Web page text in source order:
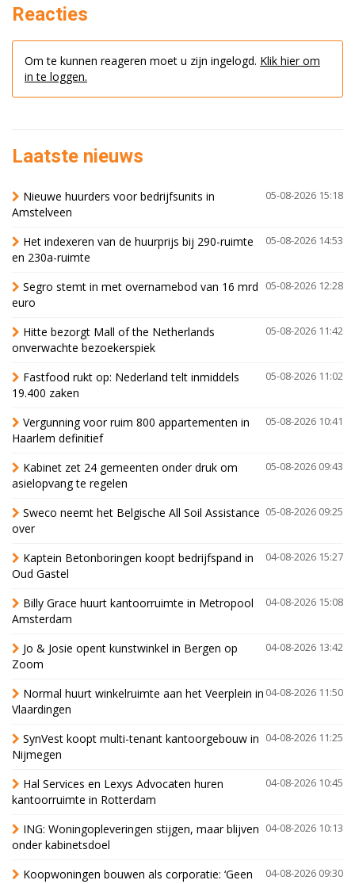
Reacties
Om te kunnen reageren moet u zijn ingelogd. Klik hier om
in te loggen.
Laatste nieuws
05-08-2026 15:18
Nieuwe huurders voor bedrijfsunits in
Amstelveen
05-08-2026 14:53
Het indexeren van de huurprijs bij 290-ruimte
en 230a-ruimte
05-08-2026 12:28
Segro stemt in met overnamebod van 16 mrd
euro
05-08-2026 11:42
Hitte bezorgt Mall of the Netherlands
onverwachte bezoekerspiek
05-08-2026 11:02
Fastfood rukt op: Nederland telt inmiddels
19.400 zaken
05-08-2026 10:41
Vergunning voor ruim 800 appartementen in
Haarlem definitief
05-08-2026 09:43
Kabinet zet 24 gemeenten onder druk om
asielopvang te regelen
05-08-2026 09:25
Sweco neemt het Belgische All Soil Assistance
over
04-08-2026 15:27
Kaptein Betonboringen koopt bedrijfspand in
Oud Gastel
04-08-2026 15:08
Billy Grace huurt kantoorruimte in Metropool
Amsterdam
04-08-2026 13:42
Jo & Josie opent kunstwinkel in Bergen op
Zoom
04-08-2026 11:50
Normal huurt winkelruimte aan het Veerplein in
Vlaardingen
04-08-2026 11:25
SynVest koopt multi-tenant kantoorgebouw in
Nijmegen
04-08-2026 10:45
Hal Services en Lexys Advocaten huren
kantoorruimte in Rotterdam
04-08-2026 10:13
ING: Woningopleveringen stijgen, maar blijven
onder kabinetsdoel
04-08-2026 09:30
Koopwoningen bouwen als corporatie: ‘Geen